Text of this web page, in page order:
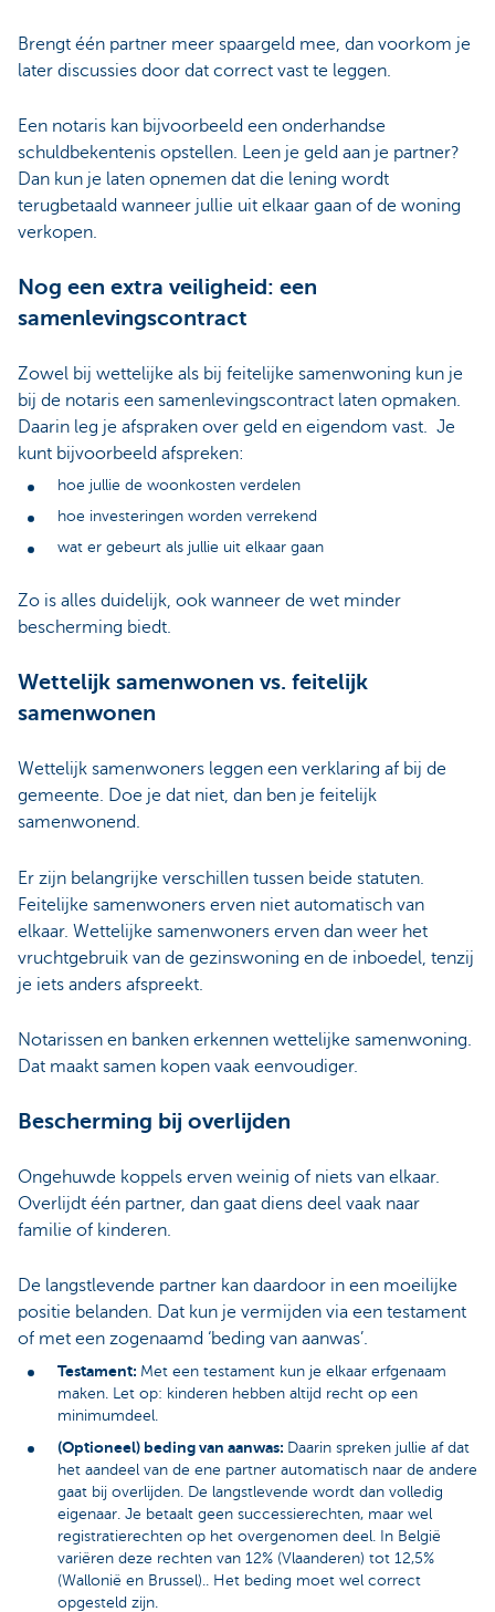
Brengt één partner meer spaargeld mee, dan voorkom je
later discussies door dat correct vast te leggen.
Een notaris kan bijvoorbeeld een onderhandse
schuldbekentenis opstellen. Leen je geld aan je partner?
Dan kun je laten opnemen dat die lening wordt
terugbetaald wanneer jullie uit elkaar gaan of de woning
verkopen.
Nog een extra veiligheid: een
samenlevingscontract
Zowel bij wettelijke als bij feitelijke samenwoning kun je
bij de notaris een samenlevingscontract laten opmaken.
Daarin leg je afspraken over geld en eigendom vast. Je
kunt bijvoorbeeld afspreken:
hoe jullie de woonkosten verdelen
hoe investeringen worden verrekend
wat er gebeurt als jullie uit elkaar gaan
Zo is alles duidelijk, ook wanneer de wet minder
bescherming biedt.
Wettelijk samenwonen vs. feitelijk
samenwonen
Wettelijk samenwoners leggen een verklaring af bij de
gemeente. Doe je dat niet, dan ben je feitelijk
samenwonend.
Er zijn belangrijke verschillen tussen beide statuten.
Feitelijke samenwoners erven niet automatisch van
elkaar. Wettelijke samenwoners erven dan weer het
vruchtgebruik van de gezinswoning en de inboedel, tenzij
je iets anders afspreekt.
Notarissen en banken erkennen wettelijke samenwoning.
Dat maakt samen kopen vaak eenvoudiger.
Bescherming bij overlijden
Ongehuwde koppels erven weinig of niets van elkaar.
Overlijdt één partner, dan gaat diens deel vaak naar
familie of kinderen.
De langstlevende partner kan daardoor in een moeilijke
positie belanden. Dat kun je vermijden via een testament
of met een zogenaamd ‘beding van aanwas’.
Testament: Met een testament kun je elkaar erfgenaam
maken. Let op: kinderen hebben altijd recht op een
minimumdeel.
(Optioneel) beding van aanwas: Daarin spreken jullie af dat
het aandeel van de ene partner automatisch naar de andere
gaat bij overlijden. De langstlevende wordt dan volledig
eigenaar. Je betaalt geen successierechten, maar wel
registratierechten op het overgenomen deel. In België
variëren deze rechten van 12% (Vlaanderen) tot 12,5%
(Wallonië en Brussel).. Het beding moet wel correct
opgesteld zijn.